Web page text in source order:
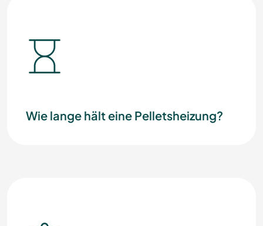
Wie lange hält eine Pelletsheizung?